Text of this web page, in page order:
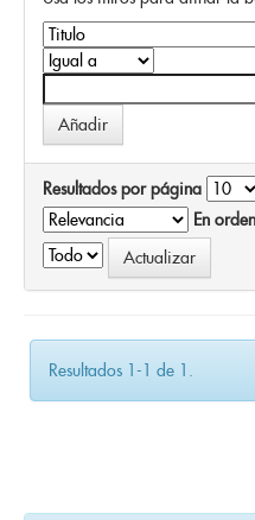
Resultados por página
En orden
Resultados 1-1 de 1.